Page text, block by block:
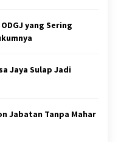
yang Sering
Jaya Sulap Jadi
Jabatan Tanpa Mahar